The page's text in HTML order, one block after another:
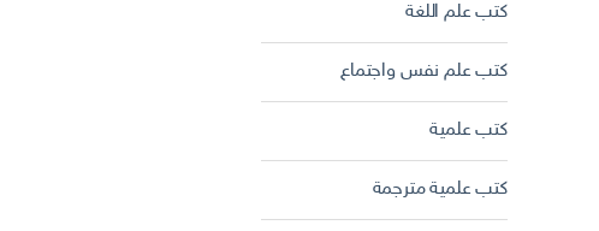
كتب علم اللغة
كتب علم نفس واجتماع
كتب علمية
كتب علمية مترجمة